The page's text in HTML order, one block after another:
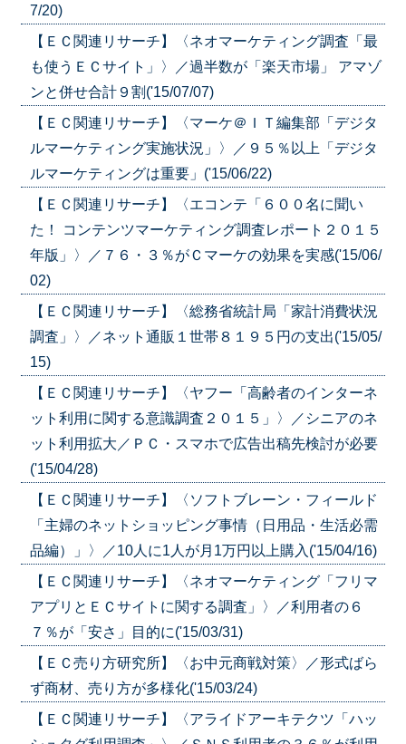
7/20)
【ＥＣ関連リサーチ】〈ネオマーケティング調査「最
も使うＥＣサイト」〉／過半数が「楽天市場」 アマゾ
ンと併せ合計９割('15/07/07)
【ＥＣ関連リサーチ】〈マーケ＠ＩＴ編集部「デジタ
ルマーケティング実施状況」〉／９５％以上「デジタ
ルマーケティングは重要」('15/06/22)
【ＥＣ関連リサーチ】〈エコンテ「６００名に聞い
た！ コンテンツマーケティング調査レポート２０１５
年版」〉／７６・３％がＣマーケの効果を実感('15/06/
02)
【ＥＣ関連リサーチ】〈総務省統計局「家計消費状況
調査」〉／ネット通販１世帯８１９５円の支出('15/05/
15)
【ＥＣ関連リサーチ】〈ヤフー「高齢者のインターネ
ット利用に関する意識調査２０１５」〉／シニアのネ
ット利用拡大／ＰＣ・スマホで広告出稿先検討が必要
('15/04/28)
【ＥＣ関連リサーチ】〈ソフトブレーン・フィールド
「主婦のネットショッピング事情（日用品・生活必需
品編）」〉／10人に1人が月1万円以上購入('15/04/16)
【ＥＣ関連リサーチ】〈ネオマーケティング「フリマ
アプリとＥＣサイトに関する調査」〉／利用者の６
７％が「安さ」目的に('15/03/31)
【ＥＣ売り方研究所】〈お中元商戦対策〉／形式ばら
ず商材、売り方が多様化('15/03/24)
【ＥＣ関連リサーチ】〈アライドアーキテクツ「ハッ